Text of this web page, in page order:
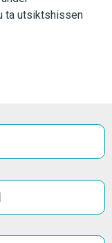
ta utsiktshissen